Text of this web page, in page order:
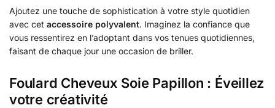
Ajoutez une touche de sophistication à votre style quotidien
avec cet accessoire polyvalent. Imaginez la confiance que
vous ressentirez en l’adoptant dans vos tenues quotidiennes,
faisant de chaque jour une occasion de briller.
Foulard Cheveux Soie Papillon : Éveillez
votre créativité